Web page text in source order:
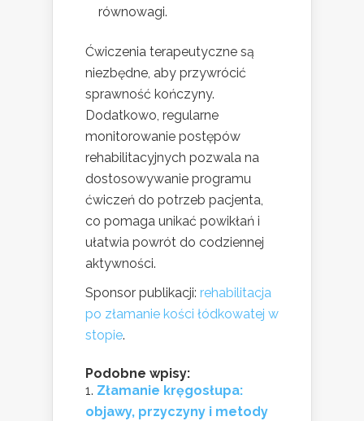
równowagi.
Ćwiczenia terapeutyczne są
niezbędne, aby przywrócić
sprawność kończyny.
Dodatkowo, regularne
monitorowanie postępów
rehabilitacyjnych pozwala na
dostosowywanie programu
ćwiczeń do potrzeb pacjenta,
co pomaga unikać powikłań i
ułatwia powrót do codziennej
aktywności.
Sponsor publikacji: rehabilitacja
po złamanie kości łódkowatej w
stopie.
Podobne wpisy:
Złamanie kręgosłupa:
objawy, przyczyny i metody